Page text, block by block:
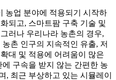
농업 분야에 적용되기 시작하
되고, 스마트팜 구축 기술 및
러나 우리나라 농촌의 경우,
촌 인구의 지속적인 유출, 저
대 및 적용에 어려움이 많은
구속을 받지 않는 간편한 농
, 최근 부상하고 있는 시뮬레이